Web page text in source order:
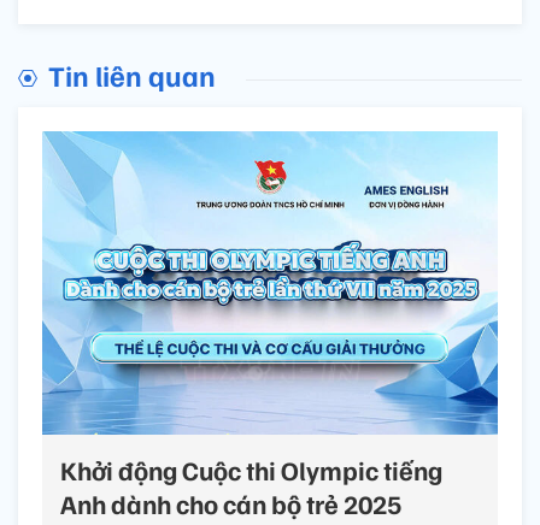
Tin liên quan
Khởi động Cuộc thi Olympic tiếng
Anh dành cho cán bộ trẻ 2025